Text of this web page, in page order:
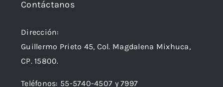
Contáctanos
Dirección:
Guillermo Prieto 45, Col. Magdalena Mixhuca,
CP. 15800.
Teléfonos: 55-5740-4507 y7997